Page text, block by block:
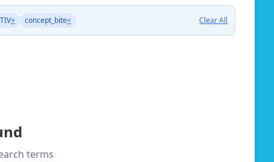
× concept_bite× Clear All
terms